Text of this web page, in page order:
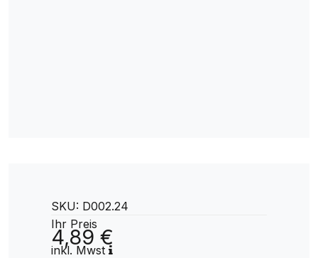
SKU: D002.24
Ihr Preis
4,89 €
inkl. Mwst